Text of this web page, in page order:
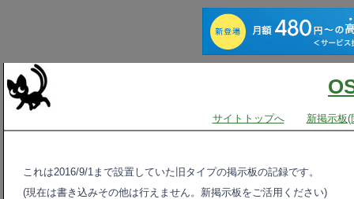
サイトトップへ 新掲示板(
これは2016/9/1まで設置していた旧タイプの掲示板の記録です。
(現在は書き込みその他は行えません。新掲示板をご活用ください)